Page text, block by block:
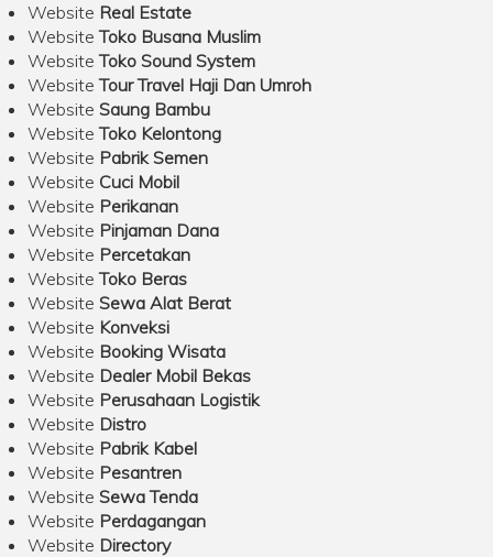
Website Real Estate
WebsiteToko Busana Muslim
WebsiteToko Sound System
WebsiteTour Travel Haji Dan Umroh
Website Saung Bambu
WebsiteToko Kelontong
Website Pabrik Semen
Website Cuci Mobil
Website Perikanan
Website Pinjaman Dana
Website Percetakan
WebsiteToko Beras
Website Sewa Alat Berat
Website Konveksi
Website Booking Wisata
Website Dealer Mobil Bekas
Website Perusahaan Logistik
Website Distro
Website Pabrik Kabel
Website Pesantren
Website Sewa Tenda
Website Perdagangan
Website Directory